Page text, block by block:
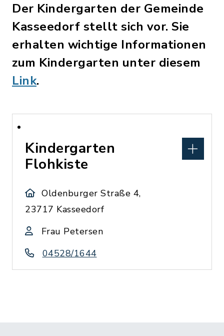
Der Kindergarten der Gemeinde
Kasseedorf stellt sich vor. Sie
erhalten wichtige Informationen
zum Kindergarten unter diesem
Link.
Kindergarten
Flohkiste
Oldenburger Straße 4,
23717 Kasseedorf
Frau Petersen
04528/1644